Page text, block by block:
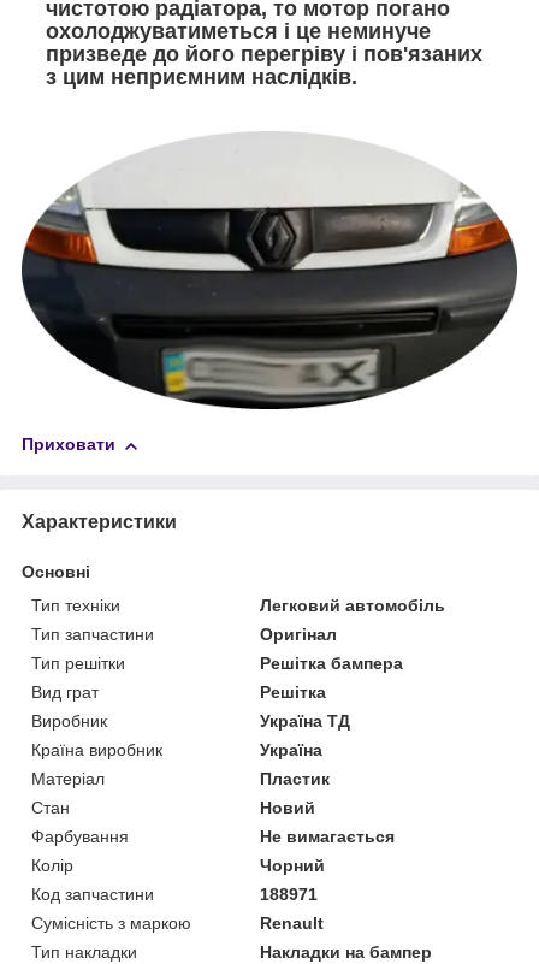
чистотою радіатора, то мотор погано
охолоджуватиметься і це неминуче
призведе до його перегріву і пов'язаних
з цим неприємним наслідків.
Приховати
Характеристики
Основні
Тип техніки
Легковий автомобіль
Тип запчастини
Оригінал
Тип решітки
Решітка бампера
Вид грат
Решітка
Виробник
Україна ТД
Країна виробник
Україна
Матеріал
Пластик
Стан
Новий
Фарбування
Не вимагається
Колір
Чорний
Код запчастини
188971
Сумісність з маркою
Renault
Тип накладки
Накладки на бампер